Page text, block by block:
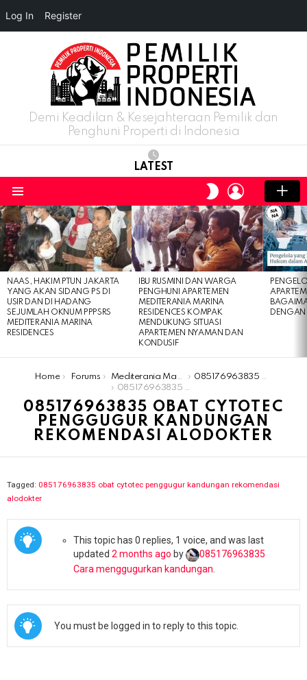
Demi Keadilan & Kesejahteraan Pemilik dan
Penghuni Properti di Indonesia
LATEST
SWITCH
SKIN
LOGIN
LATEST
STORIES
NAAS, HAKIM PTUN JAKARTA
YANG AKAN SIDANG PS DI
USIR DAN DI HADANG
SEJUMLAH OKNUM PPPSRS
MEDITERANIA MARINA
RESIDENCES
IBU RUSMINI DAN WARGA
PENGHUNI APARTEMEN
MEDITERANIA MARINA
RESIDENCES KOMPAK
MENDUKUNG SITUASI
APARTEMEN NYAMAN DAN
KONDUSIF
DENGAN
You are here:
Home Forums Mediterania Marina Residences
​​️085176963835​ obat cytotec penggugur kandungan rekomendasi alodokter
​​️085176963835​ obat cytotec penggugur kandungan rekomendasi alodokter
​​️085176963835​ OBAT CYTOTEC
PENGGUGUR KANDUNGAN
REKOMENDASI ALODOKTER
Tagged: ​​️085176963835​ obat cytotec penggugur kandungan rekomendasi
alodokter
This topic has 0 replies, 1 voice, and was last
updated 2 months ago by
085176963835​
Cara menggugurkan kandungan.
You must be logged in to reply to this topic.
Log In Register